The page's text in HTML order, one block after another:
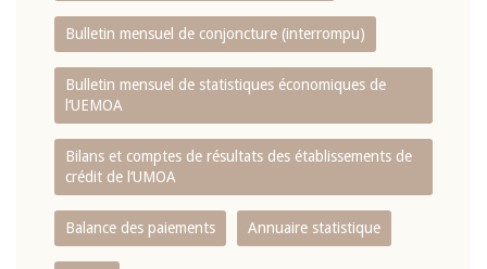
Bulletin mensuel de conjoncture (interrompu)
Bulletin mensuel de statistiques économiques de
l‘UEMOA
Bilans et comptes de résultats des établissements de
crédit de l‘UMOA
Balance des paiements Annuaire statistique